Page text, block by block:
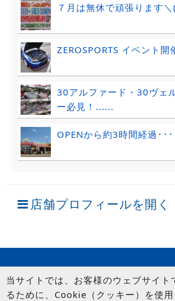
７月は無休で頑張ります
ZEROSPORTS イベント開
30アルファード・30ヴェ
ー必見！......
OPENから約3時間経過･･･
店舗プロフィールを開く
当サイトでは、お客様のウェブサイト
るために、Cookie（クッキー）を使